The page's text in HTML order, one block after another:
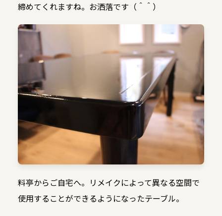
締めてくれますね。お洒落です（＾＾）
料亭からご自宅へ。リメイクによって異なる空間で
使用することができるようになったテーブル。